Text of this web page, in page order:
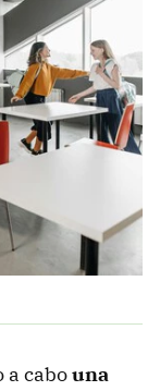
cabouna